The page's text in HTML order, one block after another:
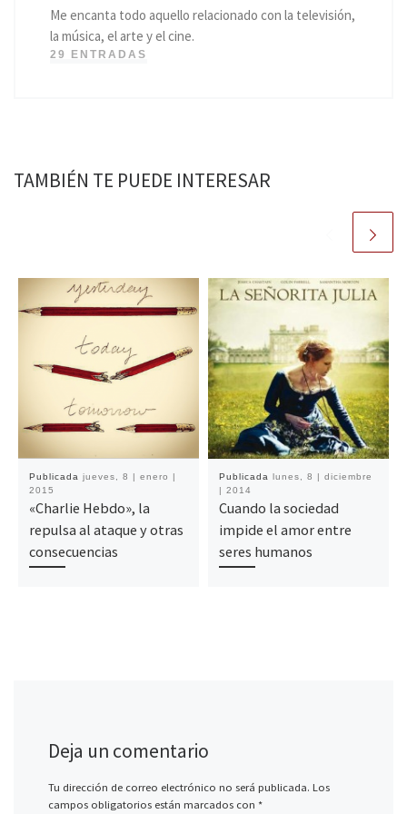
Me encanta todo aquello relacionado con la televisión,
la música, el arte y el cine.
29 ENTRADAS
TAMBIÉN TE PUEDE INTERESAR
Publicada jueves, 8 | enero |
2015
«Charlie Hebdo», la
repulsa al ataque y otras
consecuencias
Publicada lunes, 8 | diciembre
| 2014
Cuando la sociedad
impide el amor entre
seres humanos
Deja un comentario
Tu dirección de correo electrónico no será publicada. Los
campos obligatorios están marcados con *